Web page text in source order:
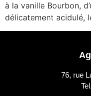
à la vanille Bourbon,
délicatement acidulé,
76, rue